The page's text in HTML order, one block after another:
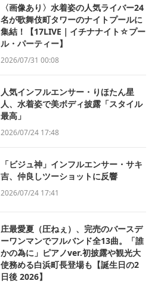
〈画像あり〉水着姿の人気ライバー24
名が歌舞伎町タワーのナイトプールに
集結！【17LIVE｜イチナナイト☆プー
ル・パーティー】
2026/07/31 00:08
人気インフルエンサー・りほたん星
人、水着姿で美ボディ披露「スタイル
最高」
2026/07/24 17:48
「ビジュ神」インフルエンサー・サキ
吉、仲良しツーショットに反響
2026/07/24 17:41
庄最愛夏（圧ねぇ）、完売のバースデ
ーワンマンでフルバンド全13曲。「誰
かの為に」ピアノver.初披露や観光大
使務める白浜町長登場も【誕生日の2
日後 2026】